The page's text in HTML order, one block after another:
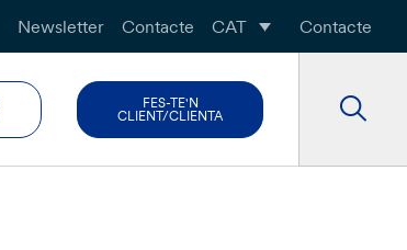
Newsletter Contacte CAT Contacte
FES-TE'N
CLIENT/CLIENTA